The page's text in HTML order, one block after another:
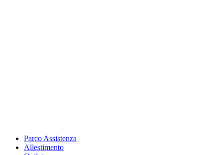
Parco Assistenza
Allestimento